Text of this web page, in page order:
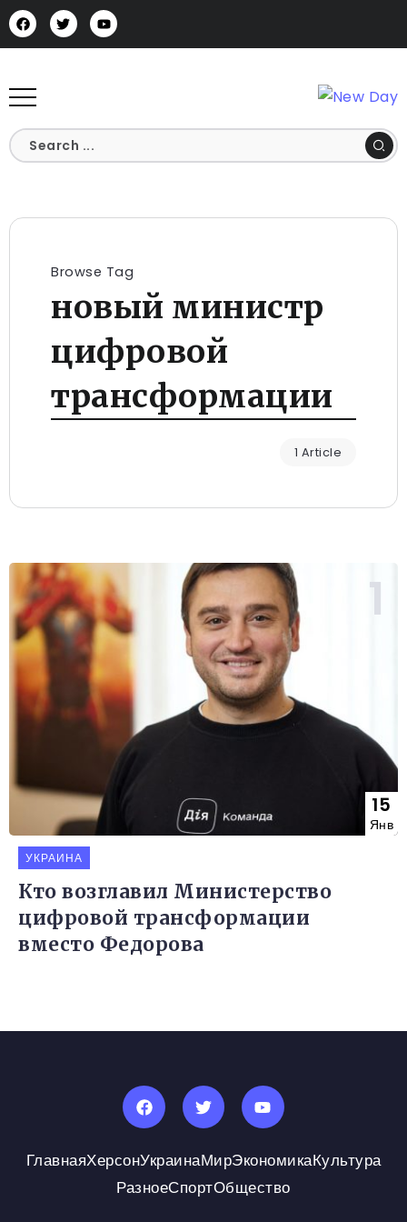
Browse Tag
новый министр
цифровой
трансформации
1 Article
15
Янв
УКРАИНА
Кто возглавил Министерство
цифровой трансформации
вместо Федорова
ГлавнаяХерсонУкраинаМирЭкономикаКультура
РазноеСпортОбщество